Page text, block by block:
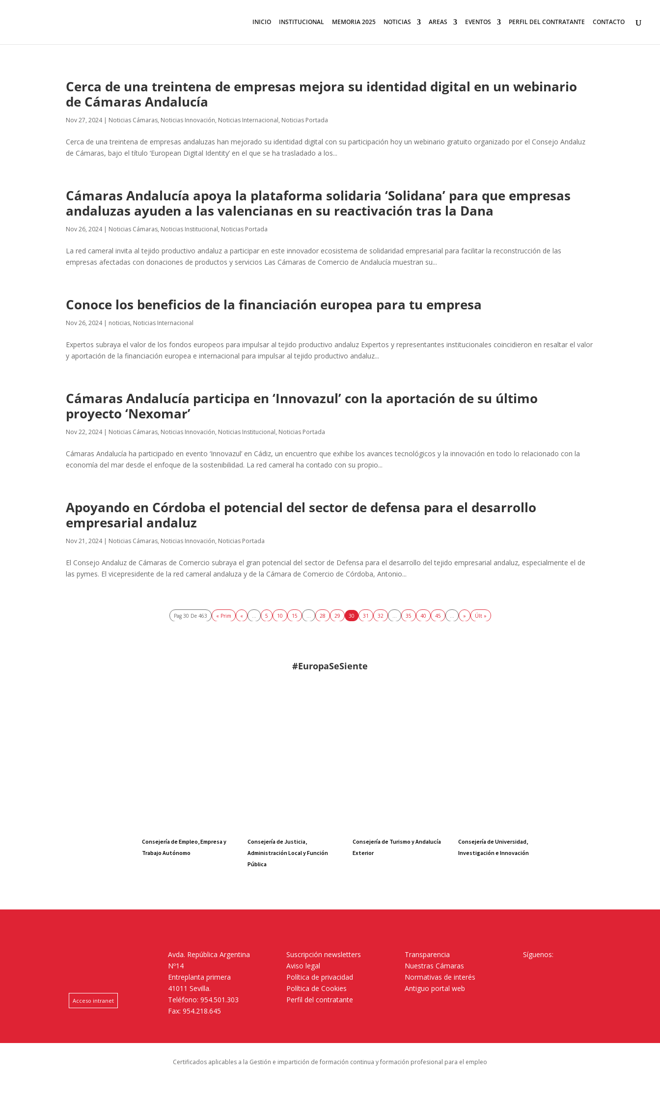
INICIO INSTITUCIONAL MEMORIA 2025 NOTICIAS AREAS EVENTOS PERFIL DEL CONTRATANTE CONTACTO
Cerca de una treintena de empresas mejora su identidad digital en un webinario
de Cámaras Andalucía
Nov 27, 2024| Noticias Cámaras, Noticias Innovación, Noticias Internacional, Noticias Portada
Cerca de una treintena de empresas andaluzas han mejorado su identidad digital con su participación hoy un webinario gratuito organizado por el Consejo Andaluz
de Cámaras, bajo el título ‘European Digital Identity’ en el que se ha trasladado a los...
Cámaras Andalucía apoya la plataforma solidaria ‘Solidana’ para que empresas
andaluzas ayuden a las valencianas en su reactivación tras la Dana
Nov 26, 2024| Noticias Cámaras, Noticias Institucional, Noticias Portada
La red cameral invita al tejido productivo andaluz a participar en este innovador ecosistema de solidaridad empresarial para facilitar la reconstrucción de las
empresas afectadas con donaciones de productos y servicios Las Cámaras de Comercio de Andalucía muestran su...
Conoce los beneficios de la financiación europea para tu empresa
Nov 26, 2024| noticias, Noticias Internacional
Expertos subraya el valor de los fondos europeos para impulsar al tejido productivo andaluz Expertos y representantes institucionales coincidieron en resaltar el valor
y aportación de la financiación europea e internacional para impulsar al tejido productivo andaluz...
Cámaras Andalucía participa en ‘Innovazul’ con la aportación de su último
proyecto ‘Nexomar’
Nov 22, 2024| Noticias Cámaras, Noticias Innovación, Noticias Institucional, Noticias Portada
Cámaras Andalucía ha participado en evento ‘Innovazul’ en Cádiz, un encuentro que exhibe los avances tecnológicos y la innovación en todo lo relacionado con la
economía del mar desde el enfoque de la sostenibilidad. La red cameral ha contado con su propio...
Apoyando en Córdoba el potencial del sector de defensa para el desarrollo
empresarial andaluz
Nov 21, 2024| Noticias Cámaras, Noticias Innovación, Noticias Portada
El Consejo Andaluz de Cámaras de Comercio subraya el gran potencial del sector de Defensa para el desarrollo del tejido empresarial andaluz, especialmente el de
las pymes. El vicepresidente de la red cameral andaluza y de la Cámara de Comercio de Córdoba, Antonio...
Pag 30 De 463 « Prim « 5 10 15 28 29 30 31 32 35 40 45 » Últ »
#EuropaSeSiente
Consejería de Empleo, Empresa y
Trabajo Autónomo
Consejería de Justicia,
Administración Local y Función
Pública
Consejería de Turismo y Andalucía
Exterior
Consejería de Universidad,
Investigación e Innovación
Acceso intranet
Avda. República Argentina
Nº14
Entreplanta primera
41011 Sevilla.
Teléfono: 954.501.303
Fax: 954.218.645
Suscripción newsletters
Aviso legal
Política de privacidad
Política de Cookies
Perfil del contratante
Transparencia
Nuestras Cámaras
Normativas de interés
Antiguo portal web
Síguenos:
Certificados aplicables a la Gestión e impartición de formación continua y formación profesional para el empleo